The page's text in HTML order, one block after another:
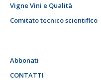
Vigne Vini e Qualità
Comitato tecnico scientifico
Abbonati
CONTATTI